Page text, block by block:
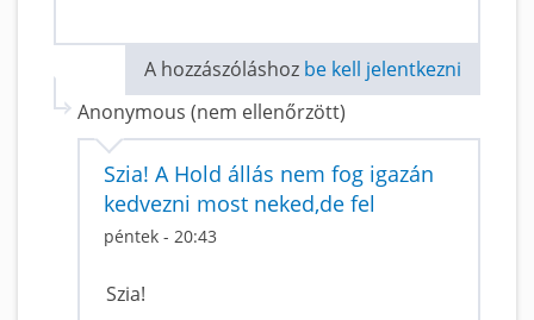
A hozzászóláshoz be kell jelentkezni
Anonymous (nem ellenőrzött)
Szia! A Hold állás nem fog igazán
kedvezni most neked,de fel
péntek - 20:43
Szia!